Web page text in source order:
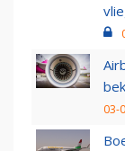
03-